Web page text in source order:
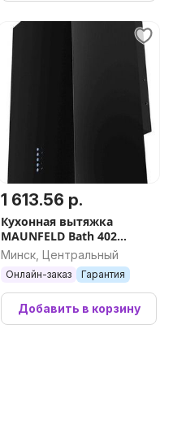
1 613.56 р.
Кухонная вытяжка
MAUNFELD Bath 402
(черный)
Минск, Центральный
Онлайн-заказ Гарантия
Добавить в корзину